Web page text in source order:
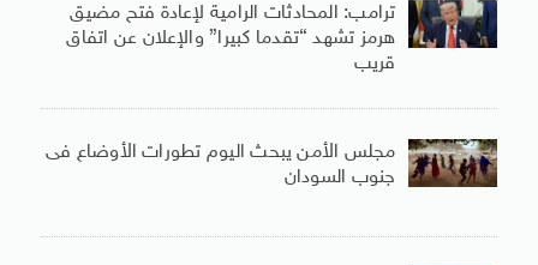
ترامب: المحادثات الرامية لإعادة فتح مضيق
هرمز تشهد “تقدما كبيرا” والإعلان عن اتفاق
قريب
مجلس الأمن يبحث اليوم تطورات الأوضاع فى
جنوب السودان